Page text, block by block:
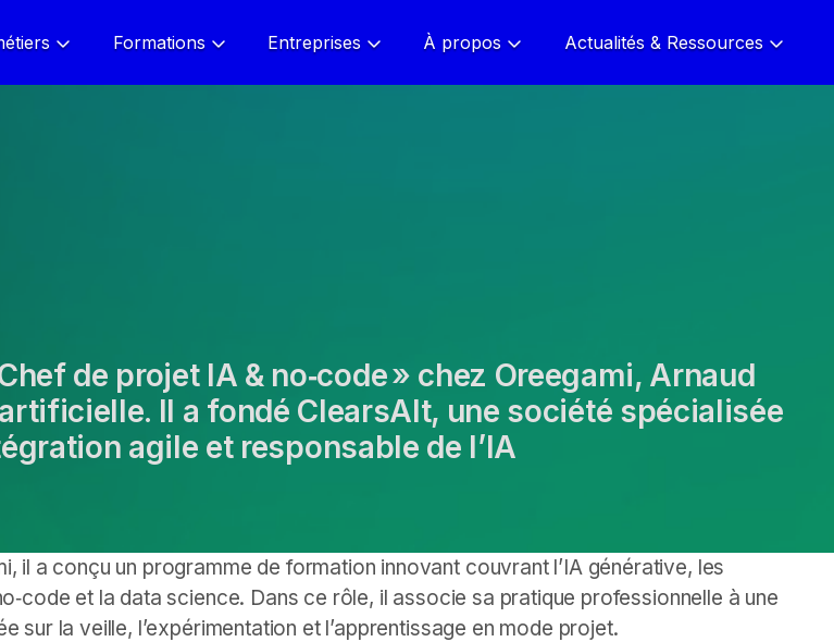
Formations Entreprises À propos Actualités & Ressources
de projet IA & no‑code » chez Oreegami, Arnaud
Il a fondé ClearsAIt, une société spécialisée
agile et responsable de l’IA
il a conçu un programme de formation innovant couvrant l’IA générative, les
et la data science. Dans ce rôle, il associe sa pratique professionnelle à une
sur la veille, l’expérimentation et l’apprentissage en mode projet.